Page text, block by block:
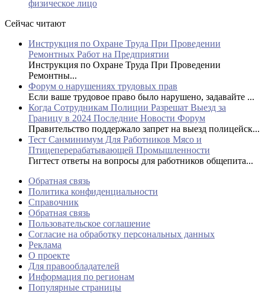
физическое лицо
Сейчас читают
Инструкция по Охране Труда При Проведении
Ремонтных Работ на Предприятии
Инструкция по Охране Труда При Проведении
Ремонтны...
Форум о нарушениях трудовых прав
Если ваше трудовое право было нарушено, задавайте ...
Когда Сотрудникам Полиции Разрешат Выезд за
Границу в 2024 Последние Новости Форум
Правительство поддержало запрет на выезд полицейск...
Тест Санминимум Для Работников Мясо и
Птицеперерабатывающей Промышленности
Гигтест ответы на вопросы для работников общепита...
Обратная связь
Политика конфиденциальности
Справочник
Обратная связь
Пользовательское соглашение
Согласие на обработку персональных данных
Реклама
О проекте
Для правообладателей
Информация по регионам
Популярные страницы